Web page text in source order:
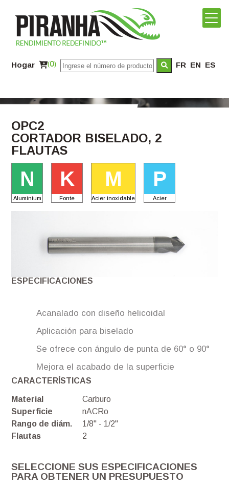
Hogar (0) FR EN ES
OPC2
CORTADOR BISELADO, 2
FLAUTAS
N
Aluminium
K
Fonte
M
Acier inoxidable
P
Acier
ESPECIFICACIONES
Acanalado con diseño helicoidal
Aplicación para biselado
Se ofrece con ángulo de punta de 60° o 90°
Mejora el acabado de la superficie
CARACTERÍSTICAS
Material
Carburo
Superficie
nACRo
Rango de diám.
1/8'' - 1/2''
Flautas
2
SELECCIONE SUS ESPECIFICACIONES
PARA OBTENER UN PRESUPUESTO